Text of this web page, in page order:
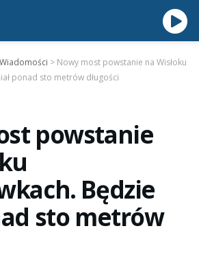
Wiadomości > Nowy most powstanie na Wisłoku
ponad sto metrów długości
powstanie
Będzie
sto metrów